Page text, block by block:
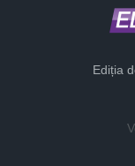
Ediția